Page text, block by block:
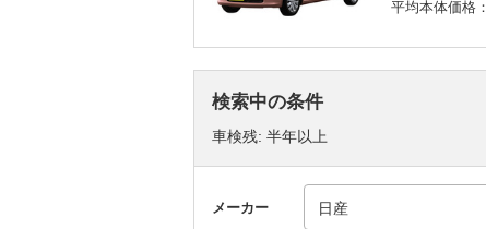
平均本体価格：
検索中の条件
車検残: 半年以上
メーカー